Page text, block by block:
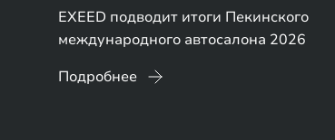
EXEED подводит итоги Пекинского
международного автосалона 2026
Подробнее